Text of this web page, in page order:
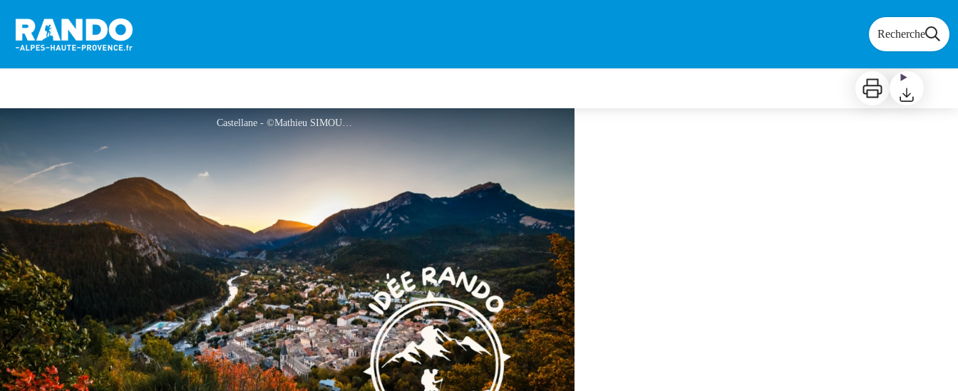
Recherche
Imprimer Télécharger
Castellane - ©Mathieu SIMOULIN